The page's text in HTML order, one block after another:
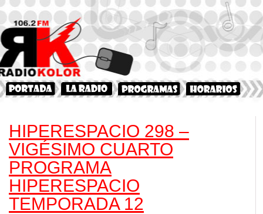
HIPERESPACIO 298 –
VIGÉSIMO CUARTO
PROGRAMA
HIPERESPACIO
TEMPORADA 12